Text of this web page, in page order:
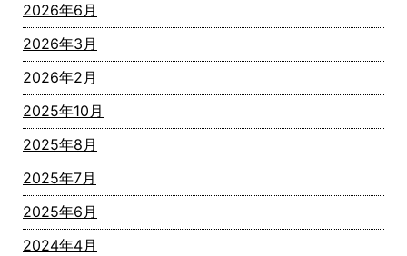
2026年6月
2026年3月
2026年2月
2025年10月
2025年8月
2025年7月
2025年6月
2024年4月